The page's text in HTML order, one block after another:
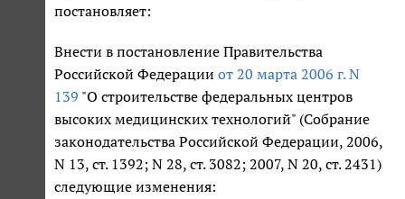
постановляет:
Внести в постановление Правительства
Российской Федерации от 20 марта 2006 г. N
139 "О строительстве федеральных центров
высоких медицинских технологий" (Собрание
законодательства Российской Федерации, 2006,
N 13, ст. 1392; N 28, ст. 3082; 2007, N 20, ст. 2431)
следующие изменения: